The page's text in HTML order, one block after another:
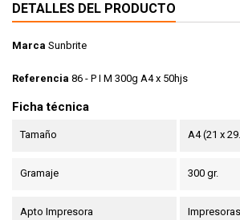
DETALLES DEL PRODUCTO
Marca Sunbrite
Referencia 86 - P I M 300g A4 x 50hjs
Ficha técnica
Tamaño A4 (21 x
Gramaje 300 gr.
Apto Impresora